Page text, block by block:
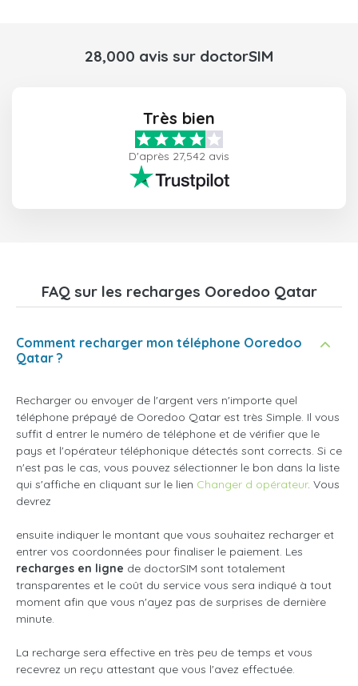
28,000 avis sur doctorSIM
Très bien
D'après 27,542 avis
FAQ sur les recharges Ooredoo Qatar
Comment recharger mon téléphone Ooredoo
Qatar ?
Recharger ou envoyer de l'argent vers n'importe quel
téléphone prépayé de Ooredoo Qatar est très Simple. Il vous
suffit d entrer le numéro de téléphone et de vérifier que le
pays et l'opérateur téléphonique détectés sont corrects. Si ce
n'est pas le cas, vous pouvez sélectionner le bon dans la liste
qui s'affiche en cliquant sur le lien Changer d opérateur. Vous
devrez
ensuite indiquer le montant que vous souhaitez recharger et
entrer vos coordonnées pour finaliser le paiement. Les
recharges en ligne de doctorSIM sont totalement
transparentes et le coût du service vous sera indiqué à tout
moment afin que vous n'ayez pas de surprises de dernière
minute.
La recharge sera effective en très peu de temps et vous
recevrez un reçu attestant que vous l'avez effectuée.